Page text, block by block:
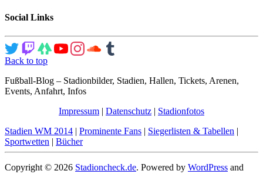
Social Links
Back to top
Fußball-Blog – Stadionbilder, Stadien, Hallen, Tickets, Arenen,
Events, Anfahrt, Infos
Impressum | Datenschutz | Stadionfotos
Stadien WM 2014 | Prominente Fans | Siegerlisten & Tabellen |
Sportwetten | Bücher
Copyright © 2026 Stadioncheck.de. Powered by WordPress and